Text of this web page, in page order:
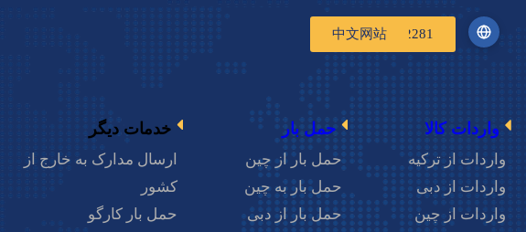
واردات از ترکیه
واردات از دبی
واردات از چین
واردات کالا
حمل بار از چین
حمل بار به چین
حمل بار از دبی
حمل بار
ارسال مدارک به خارج از
کشور
حمل بار کارگو
خدمات دیگر
02142281
中文网站